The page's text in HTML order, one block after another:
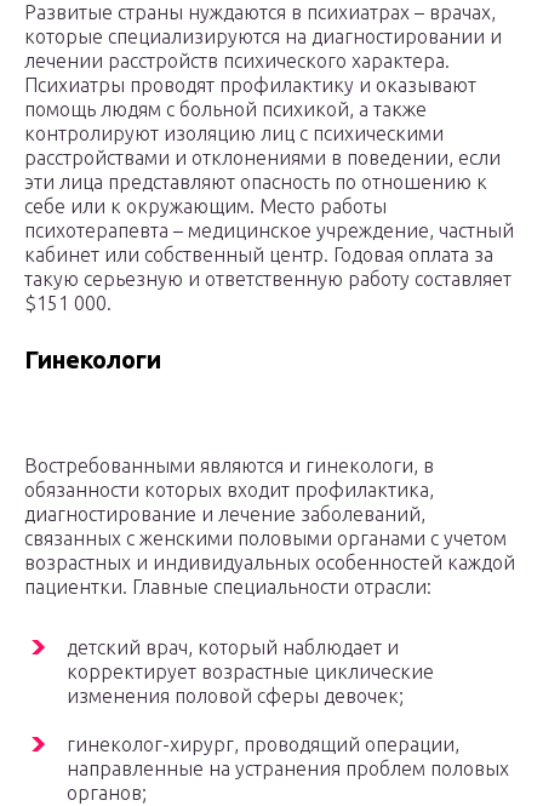
Развитые страны нуждаются в психиатрах – врачах,
которые специализируются на диагностировании и
лечении расстройств психического характера.
Психиатры проводят профилактику и оказывают
помощь людям с больной психикой, а также
контролируют изоляцию лиц с психическими
расстройствами и отклонениями в поведении, если
эти лица представляют опасность по отношению к
себе или к окружающим. Место работы
психотерапевта – медицинское учреждение, частный
кабинет или собственный центр. Годовая оплата за
такую серьезную и ответственную работу составляет
$151 000.
Гинекологи
Востребованными являются и гинекологи, в
обязанности которых входит профилактика,
диагностирование и лечение заболеваний,
связанных с женскими половыми органами с учетом
возрастных и индивидуальных особенностей каждой
пациентки. Главные специальности отрасли:
детский врач, который наблюдает и
корректирует возрастные циклические
изменения половой сферы девочек;
гинеколог-хирург, проводящий операции,
направленные на устранения проблем половых
органов;